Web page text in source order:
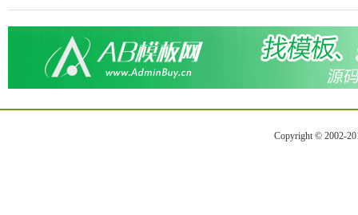
Copyright © 2002-